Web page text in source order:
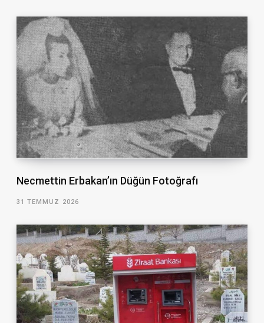
Necmettin Erbakan’ın Düğün Fotoğrafı
31 TEMMUZ 2026